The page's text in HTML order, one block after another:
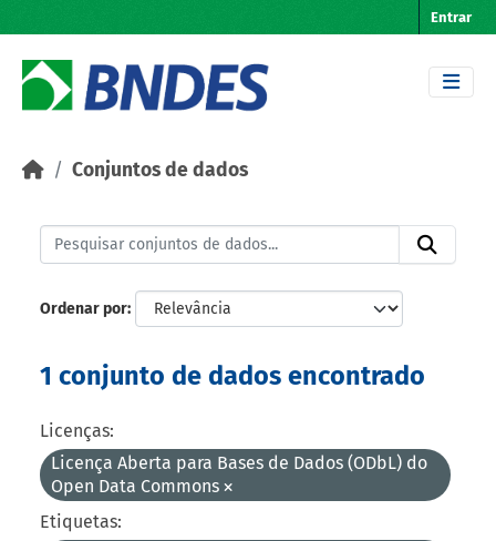
Entrar
Conjuntos de dados
Ordenar por
1 conjunto de dados encontrado
Licenças:
Licença Aberta para Bases de Dados (ODbL) do
Open Data Commons
Etiquetas: